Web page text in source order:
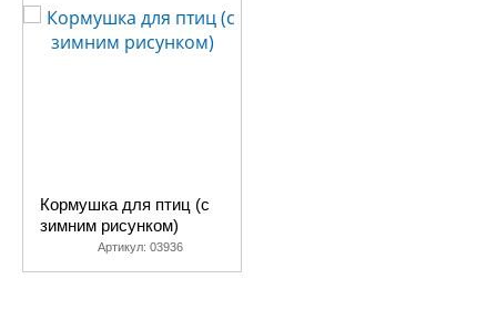
Кормушка для птиц (с
зимним рисунком)
Артикул: 03936